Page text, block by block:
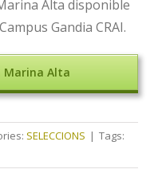
Alta disponible
Gandia CRAI.
Marina Alta
SELECCIONS | Tags: